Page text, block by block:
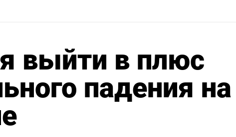
выйти в плюс
падения на